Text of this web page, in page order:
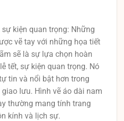
kiện quan trọng: Những
vẽ tay với những họa tiết
sẽ là sự lựa chọn hoàn
tết, sự kiện quan trọng. Nó
tin và nổi bật hơn trong
lưu. Hình vẽ áo dài nam
thường mang tính trang
kính và lịch sự.